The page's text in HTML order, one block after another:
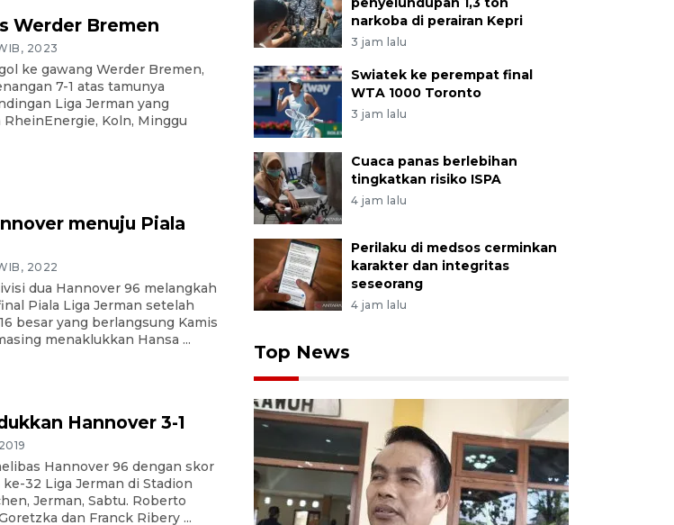
Werder Bremen
2023
ke gawang Werder Bremen,
7-1 atas tamunya
Liga Jerman yang
Koln, Minggu
menuju Piala
2022
dua Hannover 96 melangkah
Piala Liga Jerman setelah
besar yang berlangsung Kamis
menaklukkan Hansa ...
Hannover 3-1
Hannover 96 dengan skor
32 Liga Jerman di Stadion
Jerman, Sabtu. Roberto
dan Franck Ribery ...
narkoba di perairan Kepri
3 jam lalu
Swiatek ke perempat final
WTA 1000 Toronto
3 jam lalu
Cuaca panas berlebihan
tingkatkan risiko ISPA
4 jam lalu
Perilaku di medsos cerminkan
karakter dan integritas
seseorang
4 jam lalu
Top News